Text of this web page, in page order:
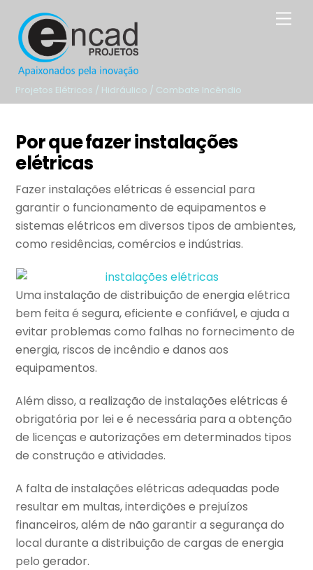
content
Projetos Elétricos / Hidráulico / Combate Incêndio
Por que fazer instalações
elétricas
Fazer instalações elétricas é essencial para
garantir o funcionamento de equipamentos e
sistemas elétricos em diversos tipos de ambientes,
como residências, comércios e indústrias.
Uma instalação de distribuição de energia elétrica
bem feita é segura, eficiente e confiável, e ajuda a
evitar problemas como falhas no fornecimento de
energia, riscos de incêndio e danos aos
equipamentos.
Além disso, a realização de instalações elétricas é
obrigatória por lei e é necessária para a obtenção
de licenças e autorizações em determinados tipos
de construção e atividades.
A falta de instalações elétricas adequadas pode
resultar em multas, interdições e prejuízos
financeiros, além de não garantir a segurança do
local durante a distribuição de cargas de energia
pelo gerador.